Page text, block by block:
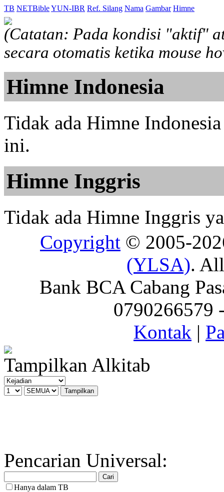
TB NETBibleYUN-IBR Ref. Silang Nama Gambar Himne
(Catatan: Pada kondisi "aktif"
secara otomatis ketika mouse
Himne Indonesia
Tidak ada Himne
ini.
Himne Inggris
Tidak ada Himne Inggris
Copyright © 2005-
(YLSA).
Bank BCA Cabang
0790266579
Kontak |
Tampilkan Alkitab
Pencarian Universal:
Hanya dalam TB